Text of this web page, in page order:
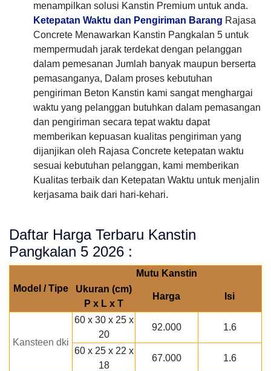
menampilkan solusi Kanstin Premium untuk anda.
Ketepatan Waktu dan Pengiriman Barang Rajasa
Concrete Menawarkan Kanstin Pangkalan 5 untuk
mempermudah jarak terdekat dengan pelanggan
dalam pemesanan Jumlah banyak maupun berserta
pemasanganya, Dalam proses kebutuhan
pengiriman Beton Kanstin kami sangat menghargai
waktu yang pelanggan butuhkan dalam pemasangan
dan pengiriman secara tepat waktu dapat
memberikan kepuasan kualitas pengiriman yang
dijanjikan oleh Rajasa Concrete ketepatan waktu
sesuai kebutuhan pelanggan, kami memberikan
Kualitas terbaik dan Ketepatan Waktu untuk menjalin
kerjasama baik dari hari-kehari.
Daftar Harga Terbaru Kanstin
Pangkalan 5 2026 :
Model / Tipe
Mutu Kanstin
Ukuran (cm)
P x L x T
Harga Isi
Kansteen dki
60 x 30 x 25 x
20
92.000 1.6
60 x 25 x 22 x
18
67.000 1.6